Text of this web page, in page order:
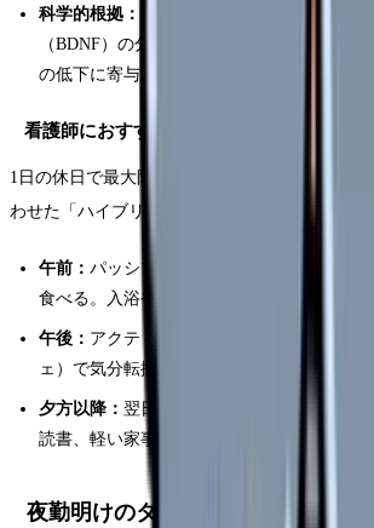
科学的根拠：
中強度の有酸素運動は脳由来
（BDNF）の分泌を促進し、ストレスホル
の低下に寄与することが研究で示されていま
看護師におすすめの「ハイブリッド休日」
1日の休日で最大限に回復するなら、パッシブ
わせた「ハイブリッド」がおすすめです。
午前： パッシブレスト。自然に起きるまで
食べる。入浴やストレッチで身体をほぐす
午後： アクティブレスト。30〜60分の外出
ェ）で気分転換。日光を浴びて体内時計を
夕方以降： 翌日の勤務に向けてリラックス
読書、軽い家事で「日常モード」に切り替え
夜勤明けのタイムスケジュール｜